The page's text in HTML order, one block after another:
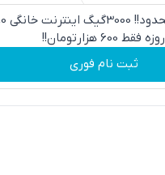
⏳فرصت
روزه فقط 600 هزارتومان!!
ثبت نام فوری